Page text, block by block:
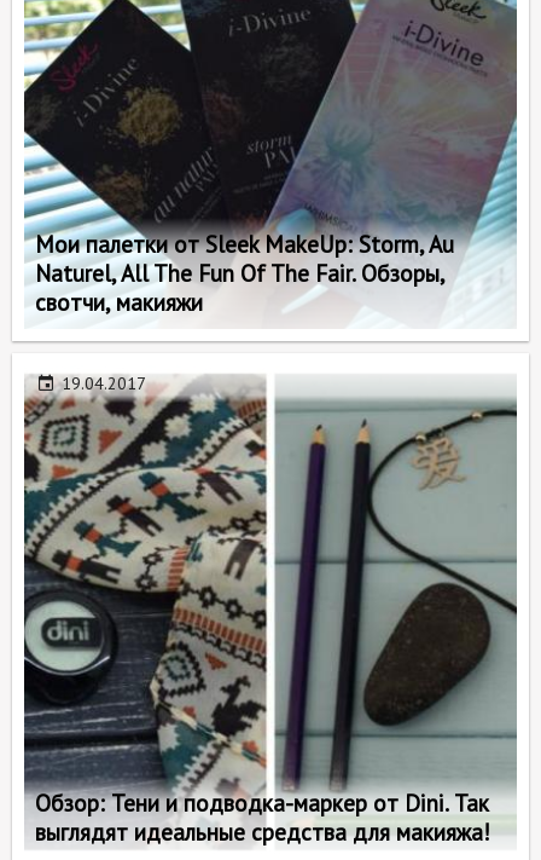
Мои палетки от Sleek MakeUp: Storm, Au
Naturel, All The Fun Of The Fair. Обзоры,
свотчи, макияжи
19.04.2017
Обзор: Тени и подводка-маркер от Dini. Так
выглядят идеальные средства для макияжа!